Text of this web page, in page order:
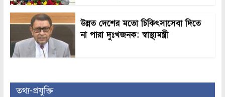
উন্নত দেশের মতো চিকিৎসাসেবা দিতে
না পারা দুঃখজনক: স্বাস্থ্যমন্ত্রী
তথ্য-প্রযুক্তি